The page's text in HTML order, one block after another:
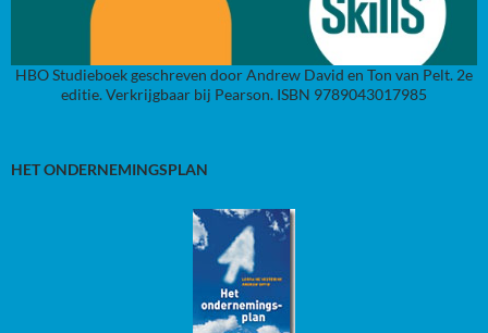
HBO Studieboek geschreven door Andrew David en Ton van Pelt. 2e
editie. Verkrijgbaar bij Pearson. ISBN 9789043017985
HET ONDERNEMINGSPLAN